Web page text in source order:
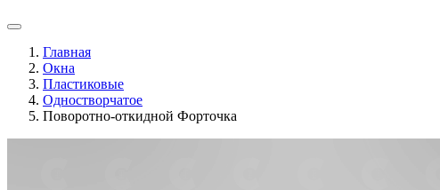
Главная
Окна
Пластиковые
Одностворчатое
Поворотно-откидной Форточка